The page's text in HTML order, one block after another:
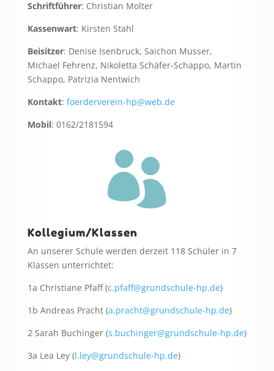
Schriftführer: Christian Molter
Kassenwart: Kirsten Stahl
Beisitzer: Denise Isenbruck, Saichon Musser,
Michael Fehrenz, Nikoletta Schäfer-Schappo, Martin
Schappo, Patrizia Nentwich
Kontakt: foerderverein-hp@web.de
Mobil: 0162/2181594

Kollegium/Klassen
An unserer Schule werden derzeit 118 Schüler in 7
Klassen unterrichtet:
1a Christiane Pfaff (c.pfaff@grundschule-hp.de)
1b Andreas Pracht (a.pracht@grundschule-hp.de)
2 Sarah Buchinger (s.buchinger@grundschule-hp.de)
3a Lea Ley (l.ley@grundschule-hp.de)